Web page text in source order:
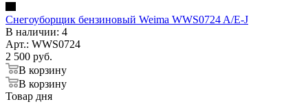
Снегоуборщик бензиновый Weima WWS0724 A/E-J
В наличии: 4
Арт.: WWS0724
2 500 руб.
В корзину
В корзину
Товар дня